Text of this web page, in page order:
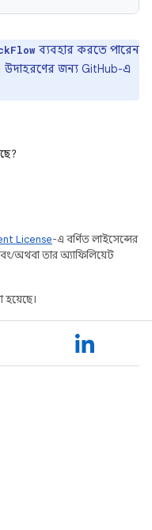
ব্যবহার করতে পারেন
উদাহরণের জন্য GitHub-এ
License-এ বর্ণিত লাইসেন্সের
অথবা তার অ্যাফিলিয়েট